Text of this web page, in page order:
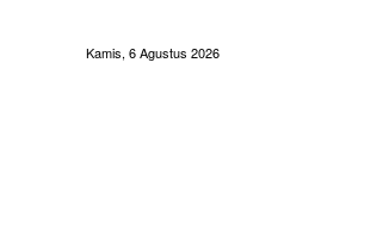
Kamis, 6 Agustus 2026